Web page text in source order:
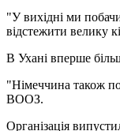
"У вихідні ми
відстежити велику
В Ухані вперше
"Німеччина також
ВООЗ.
Організація